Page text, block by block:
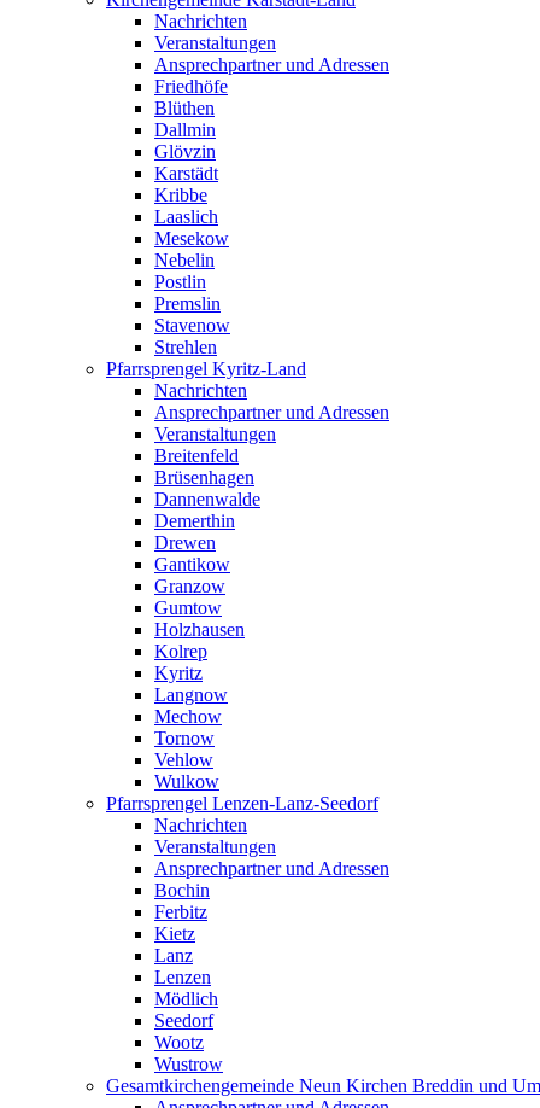
Nachrichten
Veranstaltungen
Ansprechpartner und Adressen
Friedhöfe
Blüthen
Dallmin
Glövzin
Karstädt
Kribbe
Laaslich
Mesekow
Nebelin
Postlin
Premslin
Stavenow
Strehlen
Pfarrsprengel Kyritz-Land
Nachrichten
Ansprechpartner und Adressen
Veranstaltungen
Breitenfeld
Brüsenhagen
Dannenwalde
Demerthin
Drewen
Gantikow
Granzow
Gumtow
Holzhausen
Kolrep
Kyritz
Langnow
Mechow
Tornow
Vehlow
Wulkow
Pfarrsprengel Lenzen-Lanz-Seedorf
Nachrichten
Veranstaltungen
Ansprechpartner und Adressen
Bochin
Ferbitz
Kietz
Lanz
Lenzen
Mödlich
Seedorf
Wootz
Wustrow
Gesamtkirchengemeinde Neun Kirchen Breddin und